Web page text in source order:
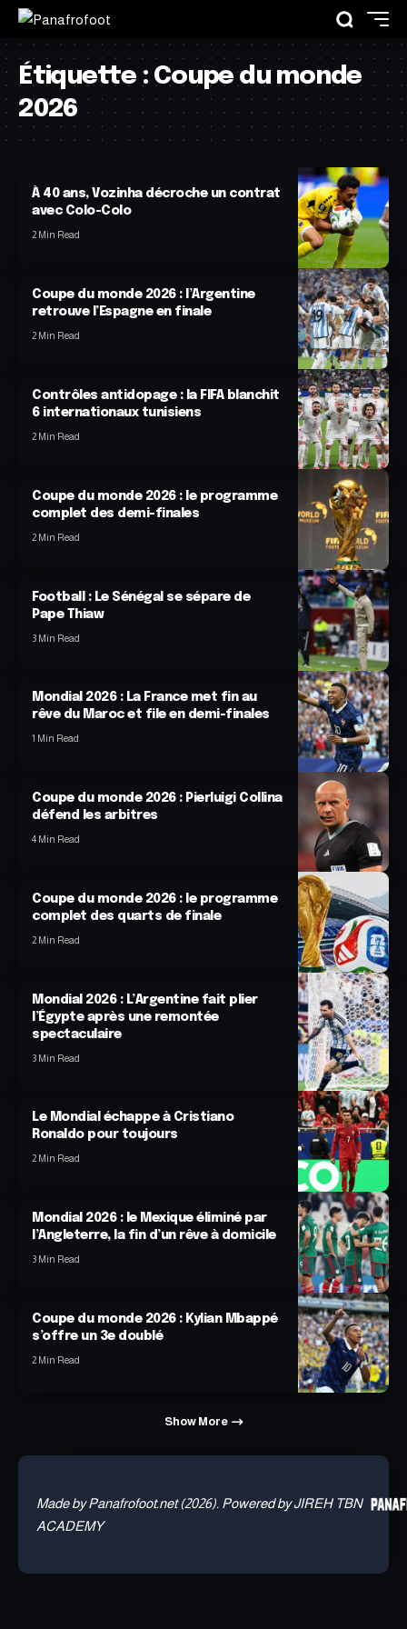
Étiquette : Coupe du monde
2026
À 40 ans, Vozinha décroche un contrat
avec Colo-Colo
2 Min Read
Coupe du monde 2026 : l’Argentine
retrouve l’Espagne en finale
2 Min Read
Contrôles antidopage : la FIFA blanchit
6 internationaux tunisiens
2 Min Read
Coupe du monde 2026 : le programme
complet des demi-finales
2 Min Read
Football : Le Sénégal se sépare de
Pape Thiaw
3 Min Read
Mondial 2026 : La France met fin au
rêve du Maroc et file en demi-finales
1 Min Read
Coupe du monde 2026 : Pierluigi Collina
défend les arbitres
4 Min Read
Coupe du monde 2026 : le programme
complet des quarts de finale
2 Min Read
Mondial 2026 : L’Argentine fait plier
l’Égypte après une remontée
spectaculaire
3 Min Read
Le Mondial échappe à Cristiano
Ronaldo pour toujours
2 Min Read
Mondial 2026 : le Mexique éliminé par
l’Angleterre, la fin d’un rêve à domicile
3 Min Read
Coupe du monde 2026 : Kylian Mbappé
s’offre un 3e doublé
2 Min Read
Show More
Made by Panafrofoot.net (2026). Powered by JIREH TBN
ACADEMY